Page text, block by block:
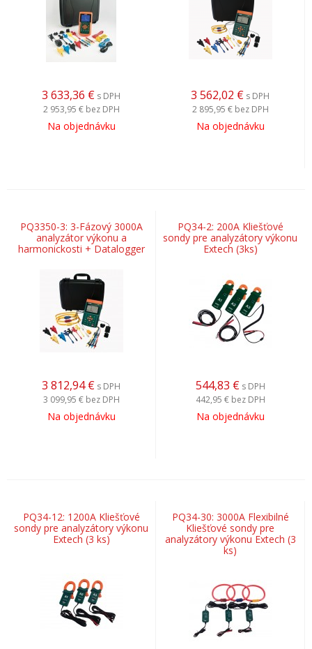
3 633,36 € s DPH
2 953,95 € bez DPH
Na objednávku
3 562,02 € s DPH
2 895,95 € bez DPH
Na objednávku
PQ3350-3: 3-Fázový 3000A
analyzátor výkonu a
harmonickosti + Datalogger
3 812,94 € s DPH
3 099,95 € bez DPH
Na objednávku
PQ34-2: 200A Kliešťové
sondy pre analyzátory výkonu
Extech (3ks)
544,83 € s DPH
442,95 € bez DPH
Na objednávku
PQ34-12: 1200A Kliešťové
sondy pre analyzátory výkonu
Extech (3 ks)
PQ34-30: 3000A Flexibilné
Kliešťové sondy pre
analyzátory výkonu Extech (3
ks)